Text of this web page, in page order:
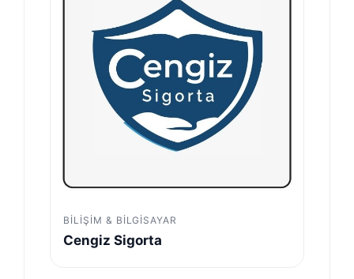
BILIŞIM & BILGISAYAR
Cengiz Sigorta